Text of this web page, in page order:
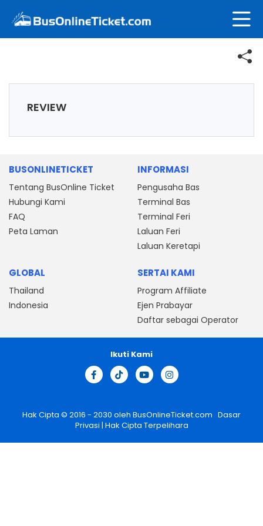
REVIEW
BUSONLINETICKET
Tentang BusOnline Ticket
Hubungi Kami
FAQ
Peta Laman
INFORMASI
Pengusaha Bas
Terminal Bas
Terminal Feri
Laluan Feri
Laluan Keretapi
GLOBAL
Thailand
Indonesia
SERTAI KAMI
Program Affiliate
Ejen Prabayar
Daftar sebagai Operator
Hak Cipta © 2016 - 2030 oleh BusOnlineTicket.com Dasar
Privasi | Hak Cipta Terpelihara
Ikuti Kami